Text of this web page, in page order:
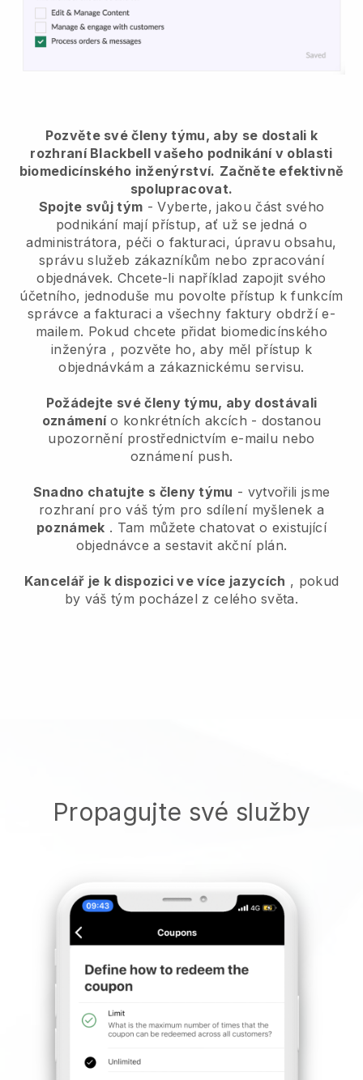
Pozvěte své členy týmu, aby se dostali k
rozhraní Blackbell vašeho podnikání v oblasti
biomedicínského inženýrství. Začněte efektivně
spolupracovat.
Spojte svůj tým - Vyberte, jakou část svého
podnikání mají přístup, ať už se jedná o
administrátora, péči o fakturaci, úpravu obsahu,
správu služeb zákazníkům nebo zpracování
objednávek. Chcete-li například zapojit svého
účetního, jednoduše mu povolte přístup k funkcím
správce a fakturaci a všechny faktury obdrží e-
mailem. Pokud chcete přidat biomedicínského
inženýra , pozvěte ho, aby měl přístup k
objednávkám a zákaznickému servisu.
Požádejte své členy týmu, aby dostávali
oznámenío konkrétních akcích - dostanou
upozornění prostřednictvím e-mailu nebo
oznámení push.
Snadno chatujte s členy týmu - vytvořili jsme
rozhraní pro váš tým pro sdílení myšlenek a
poznámek . Tam můžete chatovat o existující
objednávce a sestavit akční plán.
Kancelář je k dispozici ve více jazycích , pokud
by váš tým pocházel z celého světa.
Propagujte své služby